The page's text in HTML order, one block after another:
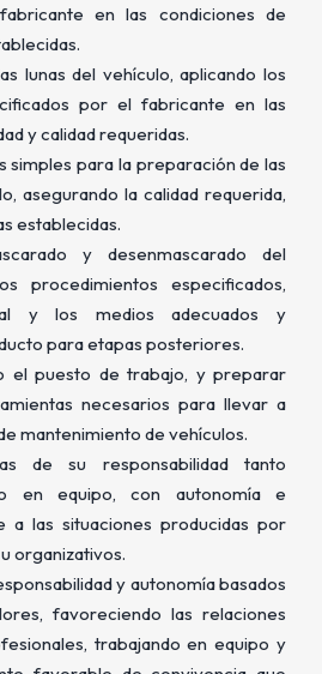
en las condiciones de
lunas del vehículo, aplicando los
por el fabricante en las
y calidad requeridas.
simples para la preparación de las
asegurando la calidad requerida,
establecidas.
y desenmascarado del
procedimientos especificados,
y los medios adecuados y
para etapas posteriores.
el puesto de trabajo, y preparar
necesarios para llevar a
mantenimiento de vehículos.
de su responsabilidad tanto
en equipo, con autonomía e
a las situaciones producidas por
organizativos.
y autonomía basados
favoreciendo las relaciones
trabajando en equipo y